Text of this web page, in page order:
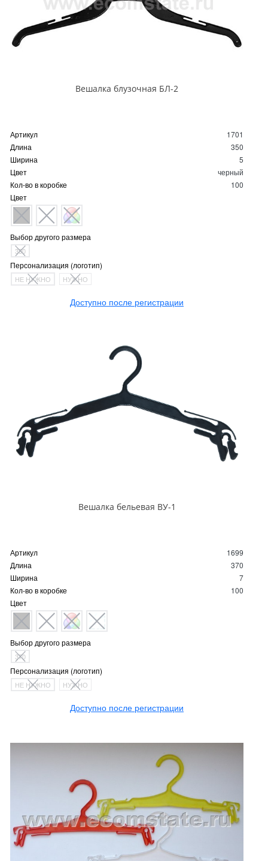
Вешалка блузочная БЛ-2
Артикул
1701
Длина
350
Ширина
5
Цвет
черный
Кол-во в коробке
100
Цвет
Выбор другого размера
350
Персонализация (логотип)
НЕ НУЖНО НУЖНО
Доступно после регистрации
Вешалка бельевая ВУ-1
Артикул
1699
Длина
370
Ширина
7
Кол-во в коробке
100
Цвет
Выбор другого размера
370
Персонализация (логотип)
НЕ НУЖНО НУЖНО
Доступно после регистрации